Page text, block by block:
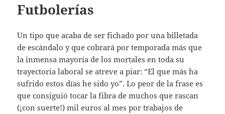
Futbolerías
Un tipo que acaba de ser fichado por una billetada
de escándalo y que cobrará por temporada más que
la inmensa mayoría de los mortales en toda su
trayectoria laboral se atreve a piar: “El que más ha
sufrido estos días he sido yo”. Lo peor de la frase es
que consiguió tocar la fibra de muchos que rascan
(¡con suerte!) mil euros al mes por trabajos de